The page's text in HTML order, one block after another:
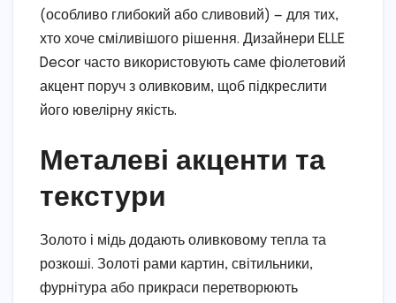
(особливо глибокий або сливовий) — для тих,
хто хоче сміливішого рішення. Дизайнери ELLE
Decor часто використовують саме фіолетовий
акцент поруч з оливковим, щоб підкреслити
його ювелірну якість.
Металеві акценти та
текстури
Золото і мідь додають оливковому тепла та
розкоші. Золоті рами картин, світильники,
фурнітура або прикраси перетворюють